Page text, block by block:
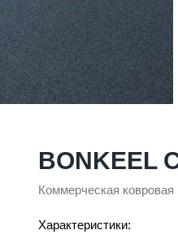
BONKEEL
Коммерческая ковровая
Характеристики: